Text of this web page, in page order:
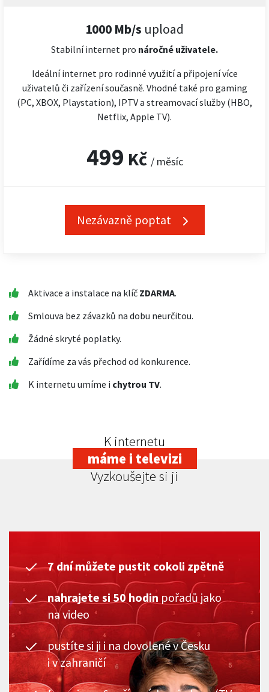
1000 Mb/s upload
Stabilní internet pro náročné uživatele.
Ideální internet pro rodinné využití a připojení více
uživatelů či zařízení současně. Vhodné také pro gaming
(PC, XBOX, Playstation), IPTV a streamovací služby (HBO,
Netflix, Apple TV).
499 Kč / měsíc
Nezávazně poptat
Aktivace a instalace na klíč ZDARMA.
Smlouva bez závazků na dobu neurčitou.
Žádné skryté poplatky.
Zařídíme za vás přechod od konkurence.
K internetu umíme i chytrou TV.
K internetu
máme i televizi
Vyzkoušejte si ji
7 dní můžete pustit cokoli zpětně
nahrajete si 50 hodin pořadů jako
na video
pustíte si ji i na dovolené v Česku
i v zahraničí